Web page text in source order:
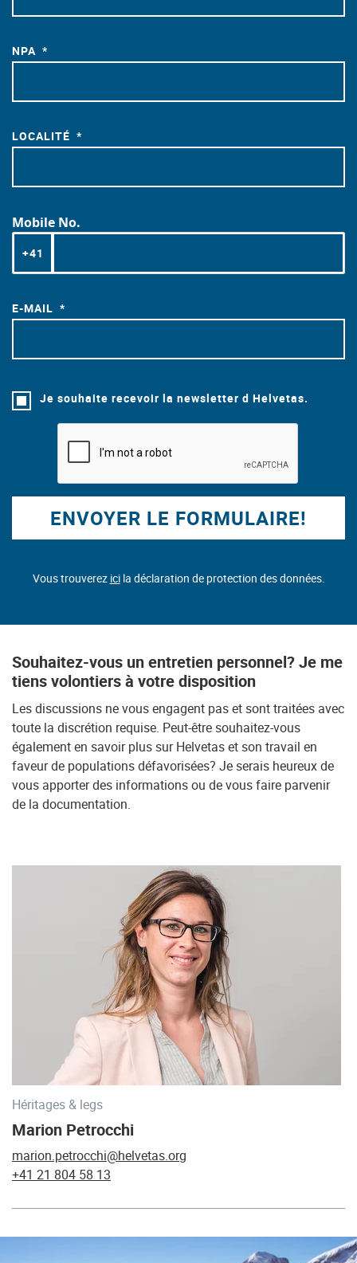
NPA
LOCALITÉ
Mobile No.
+41
E-MAIL
Je souhaite recevoir la newsletter d Helvetas.
ENVOYER LE FORMULAIRE!
Vous trouverez icila déclaration de protection des données.
Souhaitez-vous un entretien personnel? Je me
tiens volontiers à votre disposition
Les discussions ne vous engagent pas et sont traitées avec
toute la discrétion requise. Peut-être souhaitez-vous
également en savoir plus sur Helvetas et son travail en
faveur de populations défavorisées? Je serais heureux de
vous apporter des informations ou de vous faire parvenir
de la documentation.
Héritages & legs
Marion Petrocchi
marion.petrocchi@helvetas.org
+41 21 804 58 13